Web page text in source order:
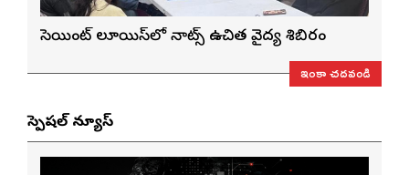
సెయింట్ లూయిస్‌లో నాట్స్ ఉచిత వైద్య శిబిరం
ఇంకా చదవండి
స్పెషల్ న్యూస్